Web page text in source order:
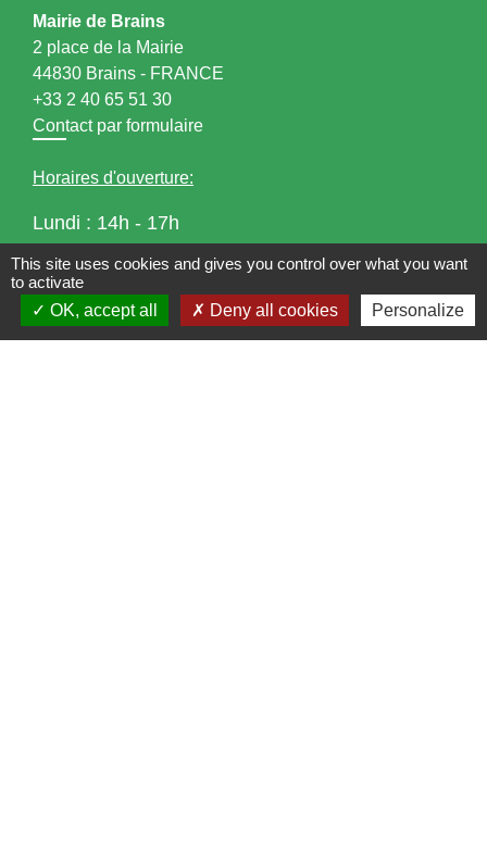
Mairie de Brains
2 place de la Mairie
44830 Brains - FRANCE
+33 2 40 65 51 30
Contact par formulaire
Horaires d'ouverture:
Lundi : 14h - 17h
Mercredi : 8h30 - 13h
Jeudi : 8h30 - 13h
Vendredi : 8h30 - 13h / 14h - 17h
This site uses cookies and gives you control over what you want
to activate
OK, accept all
Deny all cookies Personalize